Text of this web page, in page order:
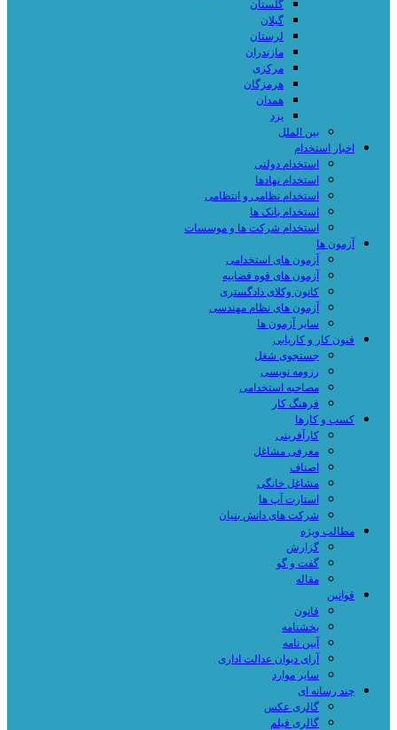
گلستان
گیلان
لرستان
مازندران
مرکزی
هرمزگان
همدان
یزد
بین الملل
اخبار استخدام
استخدام دولتی
استخدام نهادها
استخدام نظامی و انتظامی
استخدام بانک ها
استخدام شرکت ها و موسسات
آزمون ها
آزمون های استخدامی
آزمون های قوه قضاییه
کانون وکلای دادگستری
آزمون های نظام مهندسی
سایر آزمون ها
فنون کار و کاریابی
جستجوی شغل
رزومه نویسی
مصاحبه استخدامی
فرهنگ کار
کسب و کارها
کارآفرینی
معرفی مشاغل
اصناف
مشاغل خانگی
استارت آپ ها
شرکت های دانش بنیان
مطالب ویژه
گزارش
گفت و گو
مقاله
قوانین
قانون
بخشنامه
آیین نامه
آرای دیوان عدالت اداری
سایر موارد
چند رسانه ای
گالری عکس
گالری فیلم